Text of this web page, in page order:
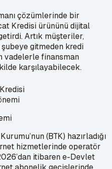
çözümlerinde bir
Kredisi ürününü dijital
Artık müşteriler,
gitmeden kredi
vadelerle finansman
karşılayabilecek.
(BTK) hazırladığı
hizmetlerinde operatör
itibaren e-Devlet